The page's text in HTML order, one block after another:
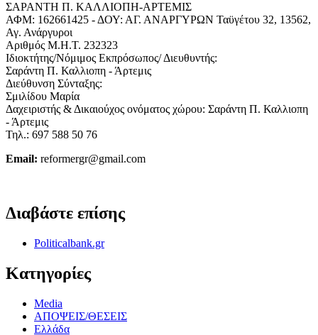
ΣΑΡΑΝΤΗ Π. ΚΑΛΛΙΟΠΗ-ΑΡΤΕΜΙΣ
ΑΦΜ: 162661425 - ΔΟΥ: ΑΓ. ΑΝΑΡΓΥΡΩΝ Ταϋγέτου 32, 13562,
Αγ. Ανάργυροι
Αριθμός Μ.Η.Τ. 232323
Ιδιοκτήτης/Νόμιμος Εκπρόσωπος/ Διευθυντής:
Σαράντη Π. Καλλιοπη - Άρτεμις
Διεύθυνση Σύνταξης:
Σμιλίδου Μαρία
Δαχειριστής & Δικαιούχος ονόματος χώρου: Σαράντη Π. Καλλιοπη
- Άρτεμις
Τηλ.: 697 588 50 76
Email: reformergr@gmail.com
Διαβάστε επίσης
Politicalbank.gr
Κατηγορίες
Media
ΑΠΟΨΕΙΣ/ΘΕΣΕΙΣ
Ελλάδα